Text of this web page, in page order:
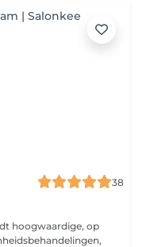
38
hoogwaardige, op